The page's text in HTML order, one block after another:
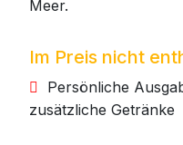
Meer.
Im Preis nicht
Persönliche
zusätzliche Getränke